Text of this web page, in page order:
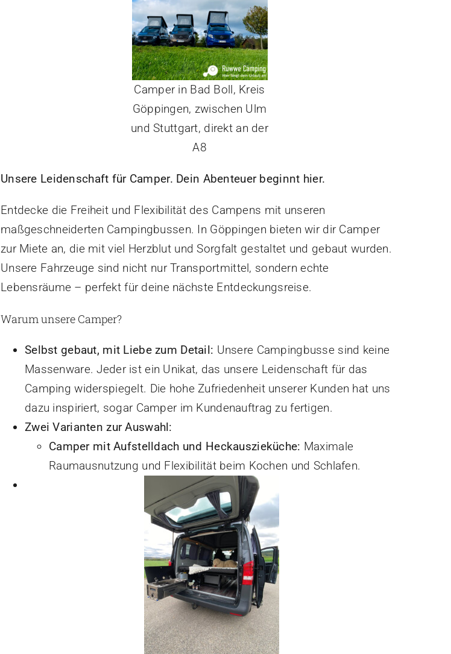
Camper in Bad Boll, Kreis
Göppingen, zwischen Ulm
und Stuttgart, direkt an der
A8
Unsere Leidenschaft für Camper. Dein Abenteuer beginnt hier.
Entdecke die Freiheit und Flexibilität des Campens mit unseren
maßgeschneiderten Campingbussen. In Göppingen bieten wir dir Camper
zur Miete an, die mit viel Herzblut und Sorgfalt gestaltet und gebaut wurden.
Unsere Fahrzeuge sind nicht nur Transportmittel, sondern echte
Lebensräume – perfekt für deine nächste Entdeckungsreise.
Warum unsere Camper?
Selbst gebaut, mit Liebe zum Detail: Unsere Campingbusse sind keine
Massenware. Jeder ist ein Unikat, das unsere Leidenschaft für das
Camping widerspiegelt. Die hohe Zufriedenheit unserer Kunden hat uns
dazu inspiriert, sogar Camper im Kundenauftrag zu fertigen.
Zwei Varianten zur Auswahl:
Camper mit Aufstelldach und Heckauszieküche: Maximale
Raumausnutzung und Flexibilität beim Kochen und Schlafen.